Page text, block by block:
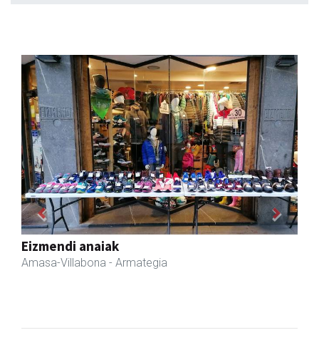
Zubimusu Ikastola
Amasa-Villabona
Previous Next